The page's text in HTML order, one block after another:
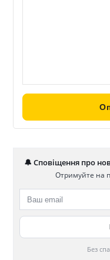
🔔 Сповіщення про
Отримуйте на
Без